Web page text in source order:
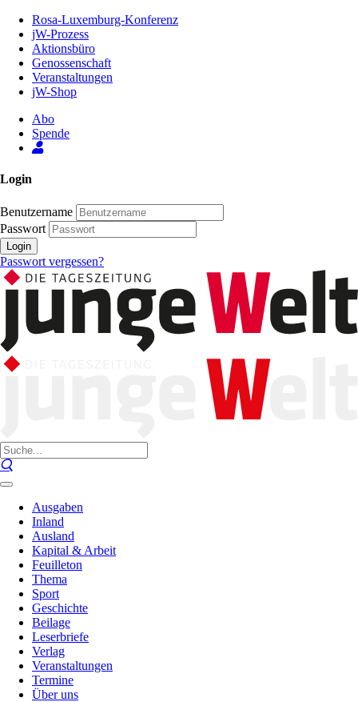
Inhalt
Seite
Rosa-Luxemburg-Konferenz
jW-Prozess
Aktionsbüro
Genossenschaft
Veranstaltungen
jW-Shop
Abo
Spende
Login
Benutzername
Passwort
Login
Passwort vergessen?
Ausgaben
Inland
Ausland
Kapital & Arbeit
Feuilleton
Thema
Sport
Geschichte
Beilage
Leserbriefe
Verlag
Veranstaltungen
Termine
Über uns